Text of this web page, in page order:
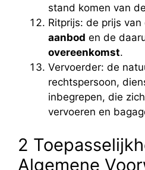
stand komen van de
Ritprijs: de prijs
aanbod en de
overeenkomst.
Vervoerder: de
rechtspersoon,
inbegrepen, die
vervoeren en
2
Algemene